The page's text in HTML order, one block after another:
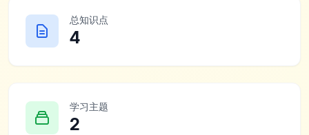
总知识点
4
学习主题
2